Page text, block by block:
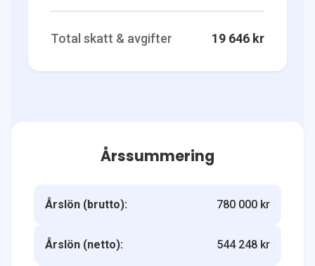
Total skatt & avgifter 19 646 kr
Årssummering
Årslön (brutto): 780 000 kr
Årslön (netto): 544 248 kr